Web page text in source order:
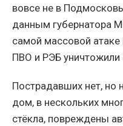
вовсе не в
данным губернатора
самой массовой
ПВО и РЭБ уничтожили
Пострадавших нет, но
дом, в нескольких
стёкла, повреждены